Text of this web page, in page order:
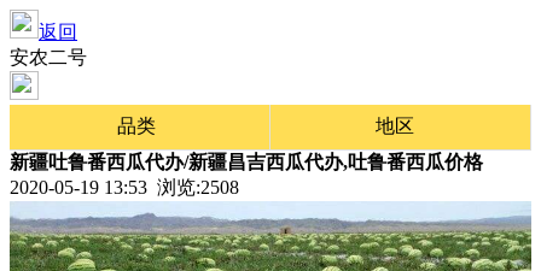
返回
安农二号
品类
地区
新疆吐鲁番西瓜代办/新疆昌吉西瓜代办,吐鲁番西瓜价格
2020-05-19 13:53 浏览:2508